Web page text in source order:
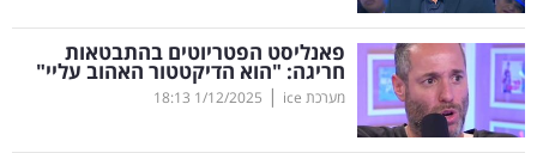
שיווק
ופרסום
משפט
פאנליסט הפטריוטים בהתבטאות
חריגה: "הוא הדיקטטור האהוב עליי"
מערכת ice |
1/12/2025
18:13